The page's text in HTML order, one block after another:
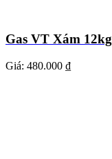
Gas VT Xám 12kg
Giá: 480.000 ₫